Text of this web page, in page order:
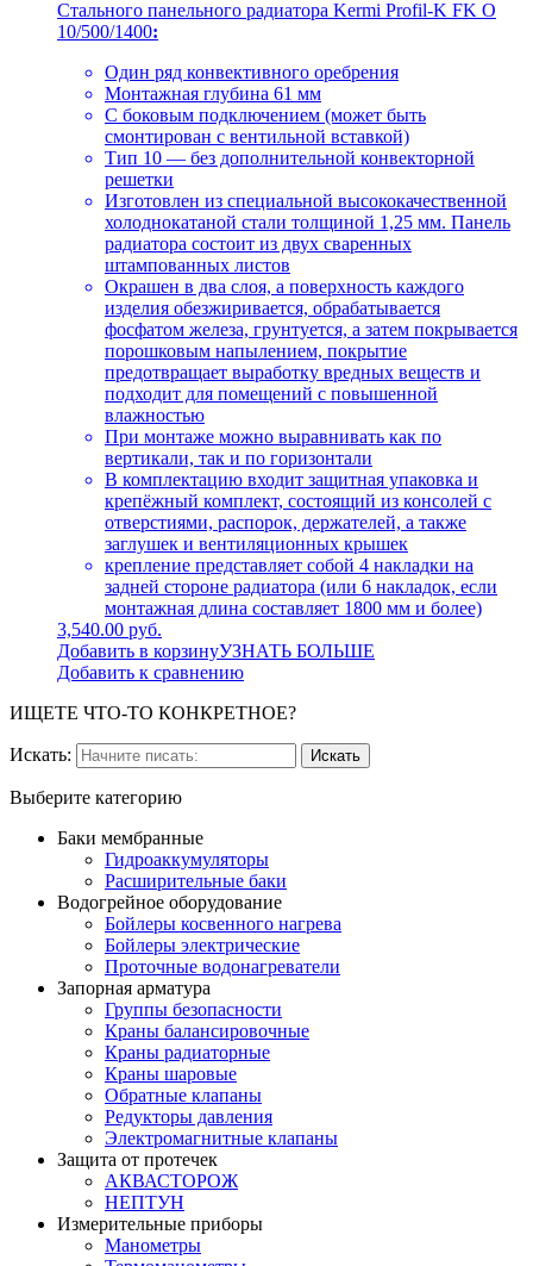
Стального панельного радиатора Kermi Profil-K FK O
10/500/1400:
Один ряд конвективного оребрения
Монтажная глубина 61 мм
С боковым подключением (может быть
смонтирован с вентильной вставкой)
Тип 10 — без дополнительной конвекторной
решетки
Изготовлен из специальной высококачественной
холоднокатаной стали толщиной 1,25 мм. Панель
радиатора состоит из двух сваренных
штампованных листов
Окрашен в два слоя, а поверхность каждого
изделия обезжиривается, обрабатывается
фосфатом железа, грунтуется, а затем покрывается
порошковым напылением, покрытие
предотвращает выработку вредных веществ и
подходит для помещений с повышенной
влажностью
При монтаже можно выравнивать как по
вертикали, так и по горизонтали
В комплектацию входит защитная упаковка и
крепёжный комплект, состоящий из консолей с
отверстиями, распорок, держателей, а также
заглушек и вентиляционных крышек
крепление представляет собой 4 накладки на
задней стороне радиатора (или 6 накладок, если
монтажная длина составляет 1800 мм и более)
3,540.00 руб.
Добавить в корзинуУЗНАТЬ БОЛЬШЕ
Добавить к сравнению
ИЩЕТЕ ЧТО-ТО КОНКРЕТНОЕ?
Искать:
Выберите категорию
Баки мембранные
Гидроаккумуляторы
Расширительные баки
Водогрейное оборудование
Бойлеры косвенного нагрева
Бойлеры электрические
Проточные водонагреватели
Запорная арматура
Группы безопасности
Краны балансировочные
Краны радиаторные
Краны шаровые
Обратные клапаны
Редукторы давления
Электромагнитные клапаны
Защита от протечек
АКВАСТОРОЖ
НЕПТУН
Измерительные приборы
Манометры